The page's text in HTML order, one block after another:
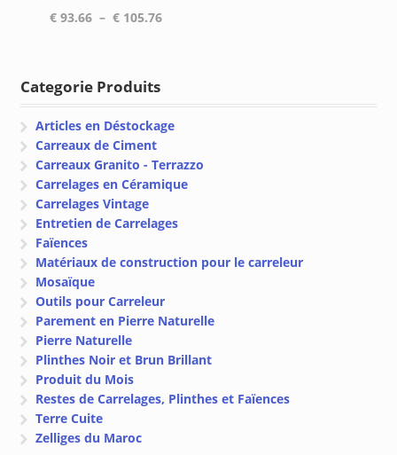
€93.66 – €105.76Plage
Categorie Produits
Articles en Déstockage
Carreaux de Ciment
Carreaux Granito - Terrazzo
Carrelages en Céramique
Carrelages Vintage
Entretien de Carrelages
Faïences
Matériaux de construction pour le carreleur
Mosaïque
Outils pour Carreleur
Parement en Pierre Naturelle
Pierre Naturelle
Plinthes Noir et Brun Brillant
Produit du Mois
Restes de Carrelages, Plinthes et Faïences
Terre Cuite
Zelliges du Maroc